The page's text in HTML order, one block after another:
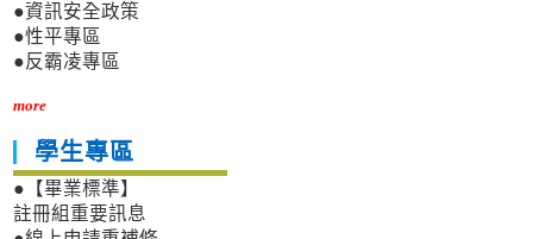
●資訊安全政策
●性平專區
●反霸凌專區
more
學生專區
●【畢業標準】
註冊組重要訊息